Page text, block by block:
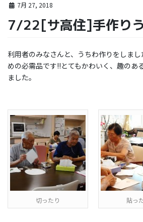
7月 27, 2018
7/22[サ高住]手作り
利用者のみなさんと、うちわ作りをしま
めの必需品です!!とてもかわいく、趣のあ
ました。
切ったり 貼っ